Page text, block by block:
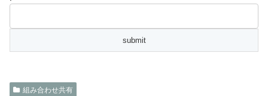
組み合わせ共有